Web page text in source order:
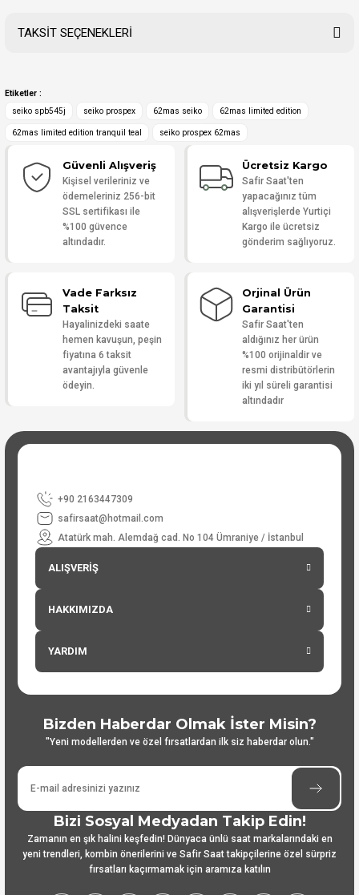
güvenilir satış oldu
Hiçbir sürprizle karşılaşmadım; ne gördüysem, ne vaat edildiyse tam
zamanında o geldi.
Macera aramaya gerek yok, saat alışverişinde konfor ve sıfır risk
isteyenler bu mağazayı seçmeli.
f... t... | 19/06/2026
Yorum Yaz
TAKSİT SEÇENEKLERİ
Etiketler :
seiko spb545j
seiko prospex 62mas seiko 62mas limited edition
62mas limited edition tranquil teal seiko prospex 62mas
Güvenli Alışveriş
Kişisel verileriniz ve
ödemeleriniz 256-bit
SSL sertifikası ile
%100 güvence
altındadır.
Ücretsiz Kargo
Safir Saat'ten
yapacağınız tüm
alışverişlerde Yurtiçi
Kargo ile ücretsiz
gönderim sağlıyoruz.
Vade Farksız
Taksit
Hayalinizdeki saate
hemen kavuşun, peşin
fiyatına 6 taksit
avantajıyla güvenle
ödeyin.
Orjinal Ürün
Garantisi
Safir Saat'ten
aldığınız her ürün
%100 orijinaldir ve
resmi distribütörlerin
iki yıl süreli garantisi
altındadır
+90 2163447309
safirsaat@hotmail.com
Atatürk mah. Alemdağ cad. No 104 Ümraniye / İstanbul
ALIŞVERİŞ
HAKKIMIZDA
YARDIM
Bizden Haberdar Olmak İster Misin?
"Yeni modellerden ve özel fırsatlardan ilk siz haberdar olun."
Bizi Sosyal Medyadan Takip Edin!
Zamanın en şık halini keşfedin! Dünyaca ünlü saat markalarındaki en
yeni trendleri, kombin önerilerini ve Safir Saat takipçilerine özel sürpriz
fırsatları kaçırmamak için aramıza katılın